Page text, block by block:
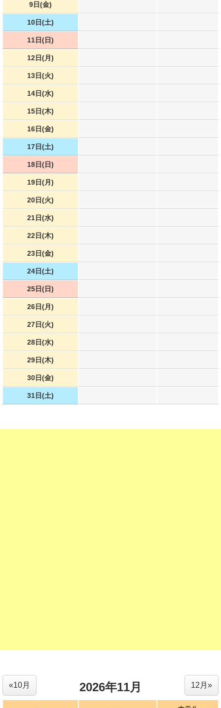
9日(金)
10日(土)
11日(日)
12日(月)
13日(火)
14日(水)
15日(木)
16日(金)
17日(土)
18日(日)
19日(月)
20日(火)
21日(水)
22日(木)
23日(金)
24日(土)
25日(日)
26日(月)
27日(火)
28日(水)
29日(木)
30日(金)
31日(土)
2026年11月 12月»
«10月